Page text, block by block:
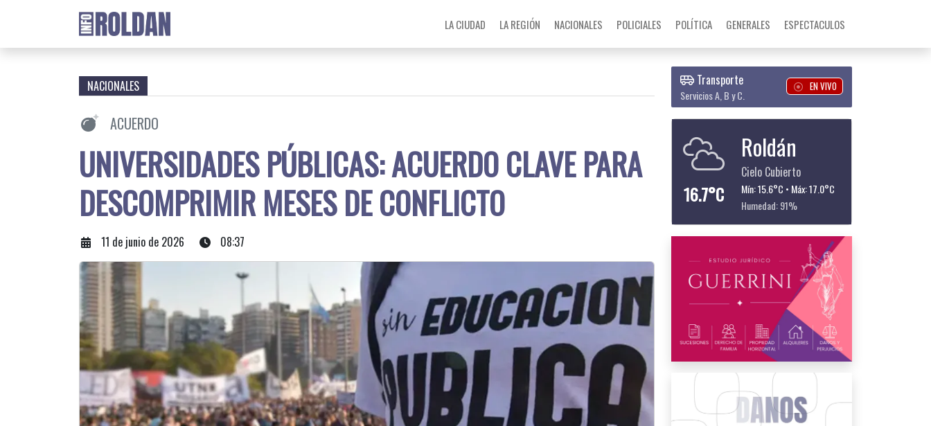
LA CIUDAD LA REGIÓN NACIONALES POLICIALES POLÍTICA GENERALES ESPECTACULOS
NACIONALES
ACUERDO
UNIVERSIDADES PÚBLICAS: ACUERDO CLAVE PARA
DESCOMPRIMIR MESES DE CONFLICTO
11 de junio de 2026 08:37
Transporte
Servicios A, B y C.
EN VIVO
16.7°C
Roldán
Cielo Cubierto
Mín: 15.6°C • Máx: 17.0°C
Humedad: 91%